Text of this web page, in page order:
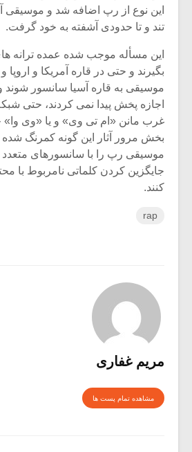
این نوع از رپ اضافه شد و موسیقی
تند و تا حدودی آشفته به خود گرفت.
بگیرند و حتی در قاره آمریکا و اروپا
موسیقی به قاره آسیا سانسور شوند
اجازه پخش پیدا نمی کردند، حتی
غرب مانن «ام تی وی» و یا «وی وا»
بخش مرور آثار این گونه کمرنگ شده
موسیقی رپ را با سانسورهای متعدد و
جایگزین کردن کلماتی نامربوط با
کنند.
rap
مریم غفاری
مشاهده تمام پست ها